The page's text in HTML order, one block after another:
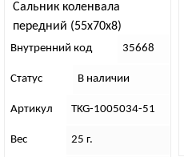
Сальник коленвала
передний (55х70х8)
Внутренний код 35668
Статус В наличии
Артикул TKG-1005034-51
Вес 25 г.